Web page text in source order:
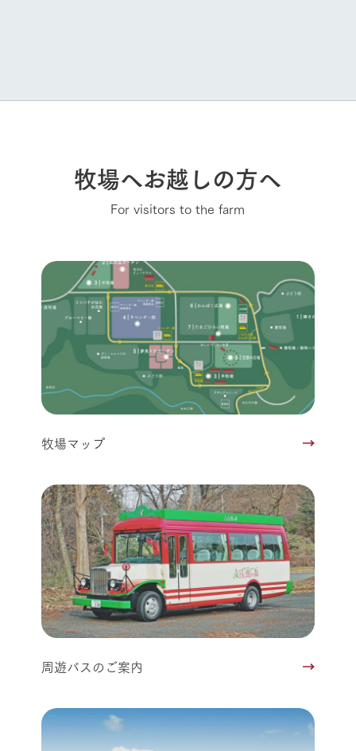
牧場へお越しの方へ
For visitors to the farm
牧場マップ
周遊バスのご案内